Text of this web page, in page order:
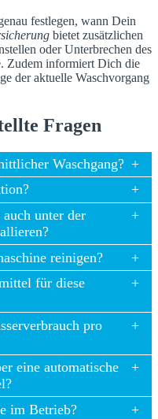
festlegen, wann Dein
bietet zusätzlichen
oder Unterbrechen des
Zudem informiert Dich die
der aktuelle Waschvorgang
Fragen
Waschgang?
unter der
reinigen?
für diese
pro
eine automatische
im Betrieb?